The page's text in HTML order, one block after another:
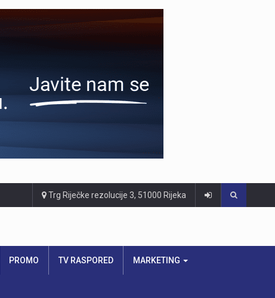
Trg Riječke rezolucije 3, 51000 Rijeka
PROMO TV RASPORED MARKETING